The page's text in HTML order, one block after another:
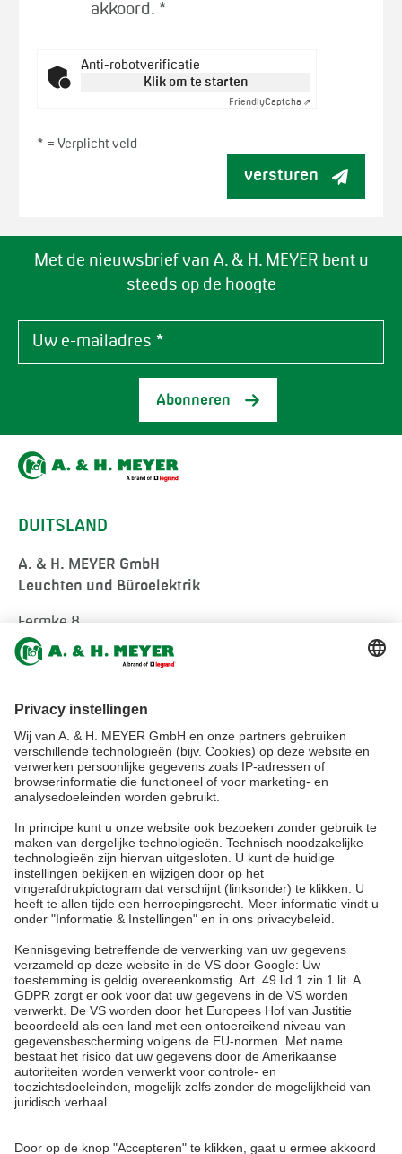
akkoord. *
Anti-robotverificatie
Klik om te starten
FriendlyCaptcha ⇗
* = Verplicht veld
versturen
Met de nieuwsbrief van A. & H. MEYER bent u
steeds op de hoogte
Abonneren
DUITSLAND
A. & H. MEYER GmbH
Leuchten und Büroelektrik
Fermke 8
32694 Dörentrup
Germany
tel.:
+49 5265 9488-0
MALEISIË
A. & H. MEYER Sdn. Bhd.
528797-M
No. 3, Jalan Astaka U8/84
Section U8, Bukit Jelutong
40150 Shah Alam, Selangor
Malaysia
tel.:+60 3 7845 7277
sales@ah-meyer.com.my